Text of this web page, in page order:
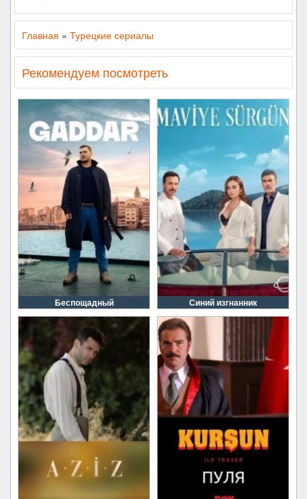
Главная » Турецкие сериалы
Рекомендуем посмотреть
Беспощадный Синий изгнанник